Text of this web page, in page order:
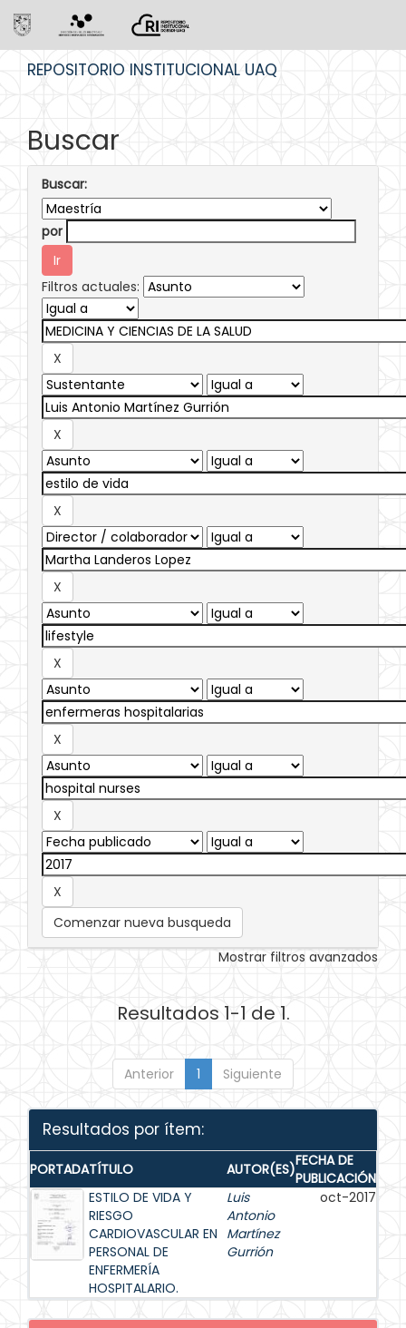
REPOSITORIO INSTITUCIONAL UAQ
Buscar
Buscar:
por
Filtros actuales:
Comenzar nueva busqueda
Mostrar filtros avanzados
Resultados 1-1 de 1.
Anterior 1 Siguiente
Resultados por ítem:
PORTADATÍTULO AUTOR(ES)FECHA DE
PUBLICACIÓN
ESTILO DE VIDA Y
RIESGO
CARDIOVASCULAR EN
PERSONAL DE
ENFERMERÍA
HOSPITALARIO.
Luis
Antonio
Martínez
Gurrión
oct-2017